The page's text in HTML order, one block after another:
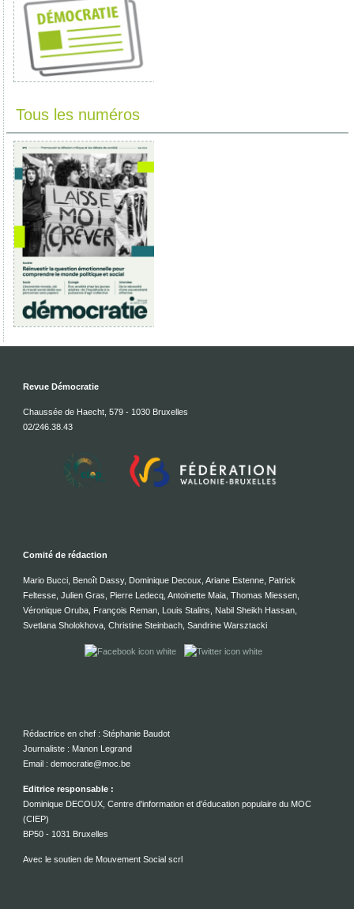
Tous les numéros
Revue Démocratie
Chaussée de Haecht, 579 - 1030 Bruxelles
02/246.38.43
Comité de rédaction
Mario Bucci, Benoît Dassy, Dominique Decoux, Ariane Estenne, Patrick
Feltesse, Julien Gras, Pierre Ledecq, Antoinette Maia, Thomas Miessen,
Véronique Oruba, François Reman, Louis Stalins, Nabil Sheikh Hassan,
Svetlana Sholokhova, Christine Steinbach, Sandrine Warsztacki
Rédactrice en chef : Stéphanie Baudot
Journaliste : Manon Legrand
Email : democratie@moc.be
Editrice responsable :
Dominique DECOUX, Centre d'information et d'éducation populaire du MOC
(CIEP)
BP50 - 1031 Bruxelles
Avec le soutien de Mouvement Social scrl